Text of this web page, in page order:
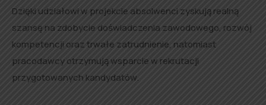
Dzięki udziałowi w projekcie absolwenci zyskują realną
szansę na zdobycie doświadczenia zawodowego, rozwój
kompetencji oraz trwałe zatrudnienie, natomiast
pracodawcy otrzymują wsparcie w rekrutacji
przygotowanych kandydatów.